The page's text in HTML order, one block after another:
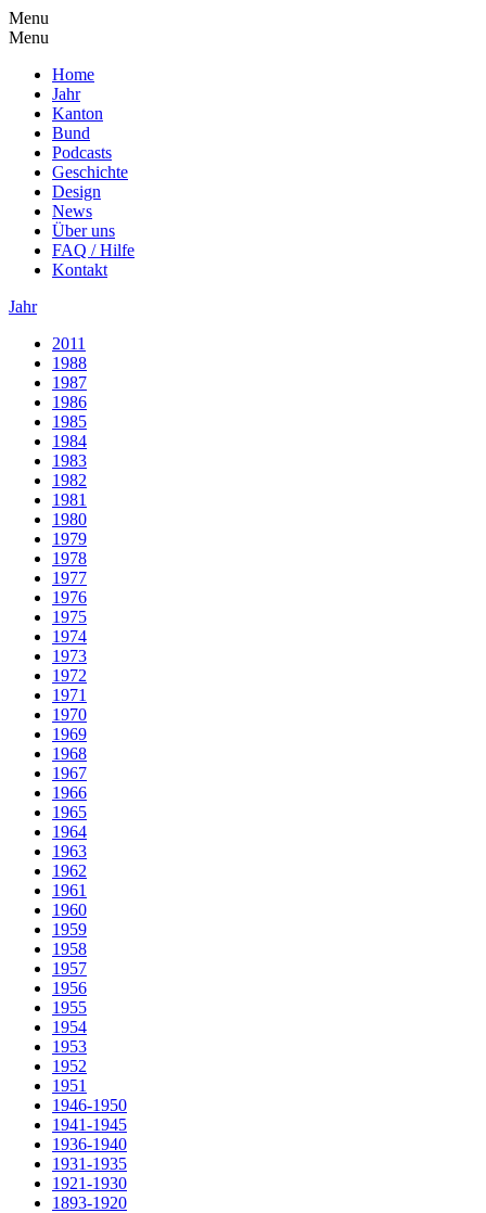
Menu
Menu
Home
Jahr
Kanton
Bund
Podcasts
Geschichte
Design
News
Über uns
FAQ / Hilfe
Kontakt
Jahr
2011
1988
1987
1986
1985
1984
1983
1982
1981
1980
1979
1978
1977
1976
1975
1974
1973
1972
1971
1970
1969
1968
1967
1966
1965
1964
1963
1962
1961
1960
1959
1958
1957
1956
1955
1954
1953
1952
1951
1946-1950
1941-1945
1936-1940
1931-1935
1921-1930
1893-1920